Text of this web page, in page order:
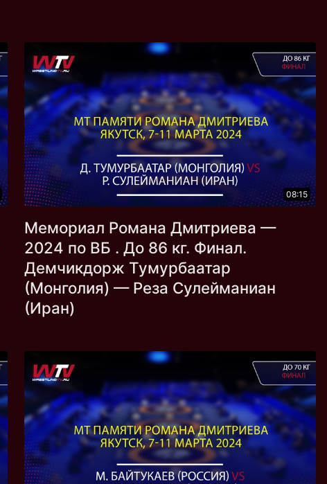
08:15
Мемориал Романа Дмитриева —
2024 по ВБ . До 86 кг. Финал.
Демчикдорж Тумурбаатар
(Монголия) — Реза Сулейманиан
(Иран)